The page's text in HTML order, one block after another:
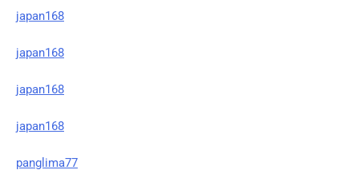
japan168
japan168
japan168
japan168
panglima77